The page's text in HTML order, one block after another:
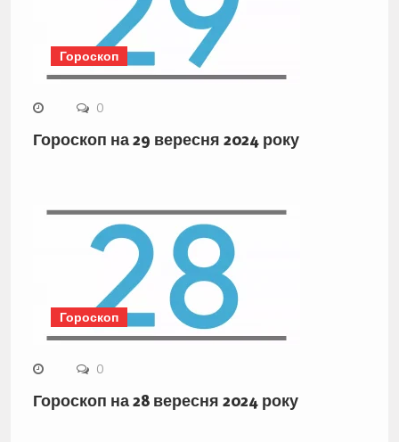
Гороскоп
0
Гороскоп на 29 вересня 2024 року
Гороскоп
0
Гороскоп на 28 вересня 2024 року